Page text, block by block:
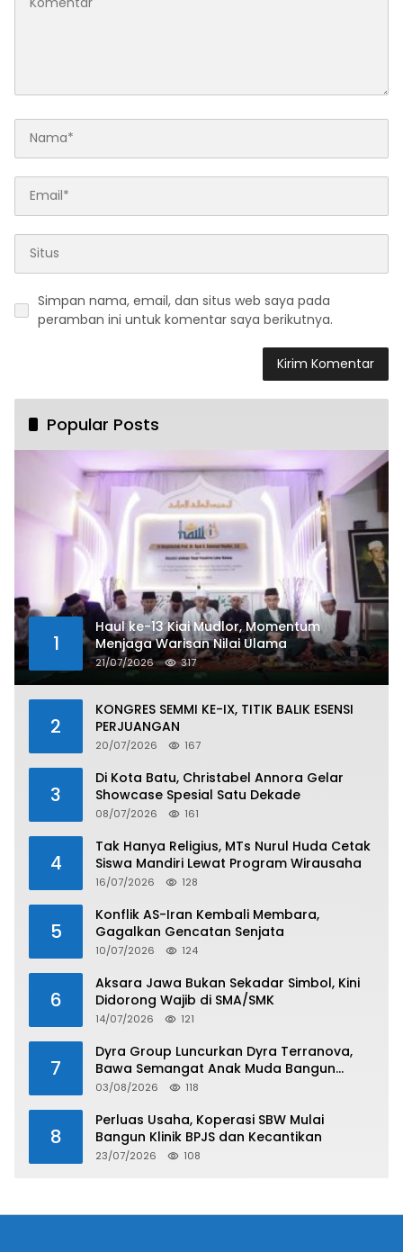
Simpan nama, email, dan situs web saya pada
peramban ini untuk komentar saya berikutnya.
Popular Posts
1
Haul ke-13 Kiai Mudlor, Momentum
Menjaga Warisan Nilai Ulama
21/07/2026 317
2
KONGRES SEMMI KE-IX, TITIK BALIK ESENSI
PERJUANGAN
20/07/2026 167
3
Di Kota Batu, Christabel Annora Gelar
Showcase Spesial Satu Dekade
08/07/2026 161
4
Tak Hanya Religius, MTs Nurul Huda Cetak
Siswa Mandiri Lewat Program Wirausaha
16/07/2026 128
5
Konflik AS-Iran Kembali Membara,
Gagalkan Gencatan Senjata
10/07/2026 124
6
Aksara Jawa Bukan Sekadar Simbol, Kini
Didorong Wajib di SMA/SMK
14/07/2026 121
7
Dyra Group Luncurkan Dyra Terranova,
Bawa Semangat Anak Muda Bangun
Masa Depan Properti Batam
03/08/2026 118
8
Perluas Usaha, Koperasi SBW Mulai
Bangun Klinik BPJS dan Kecantikan
23/07/2026 108